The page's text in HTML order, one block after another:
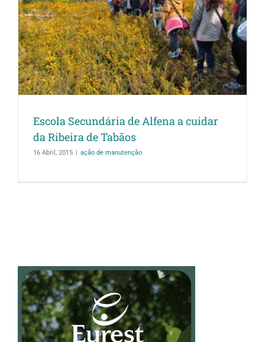
Escola Secundária de Alfena a cuidar
da Ribeira de Tabãos
16 Abril, 2015 ação de manutenção